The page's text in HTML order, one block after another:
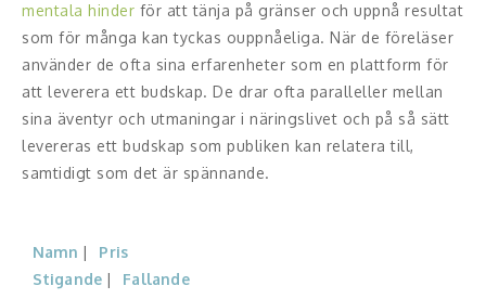
Inspirerande Föreläsare
Personlig utveckling, målsättning
Life Stories & Trivsel
Keynote
Moderator
mentala hinder för att tänja på gränser och uppnå resultat
som för många kan tyckas ouppnåeliga. När de föreläser
använder de ofta sina erfarenheter som en plattform för
att leverera ett budskap. De drar ofta paralleller mellan
sina äventyr och utmaningar i näringslivet och på så sätt
levereras ett budskap som publiken kan relatera till,
samtidigt som det är spännande.
Namn
Pris
Stigande
Fallande